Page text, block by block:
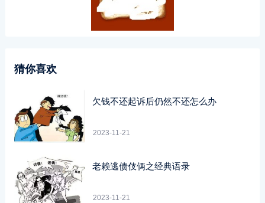
猜你喜欢
欠钱不还起诉后仍然不还怎么办
2023-11-21
老赖逃债伎俩之经典语录
2023-11-21